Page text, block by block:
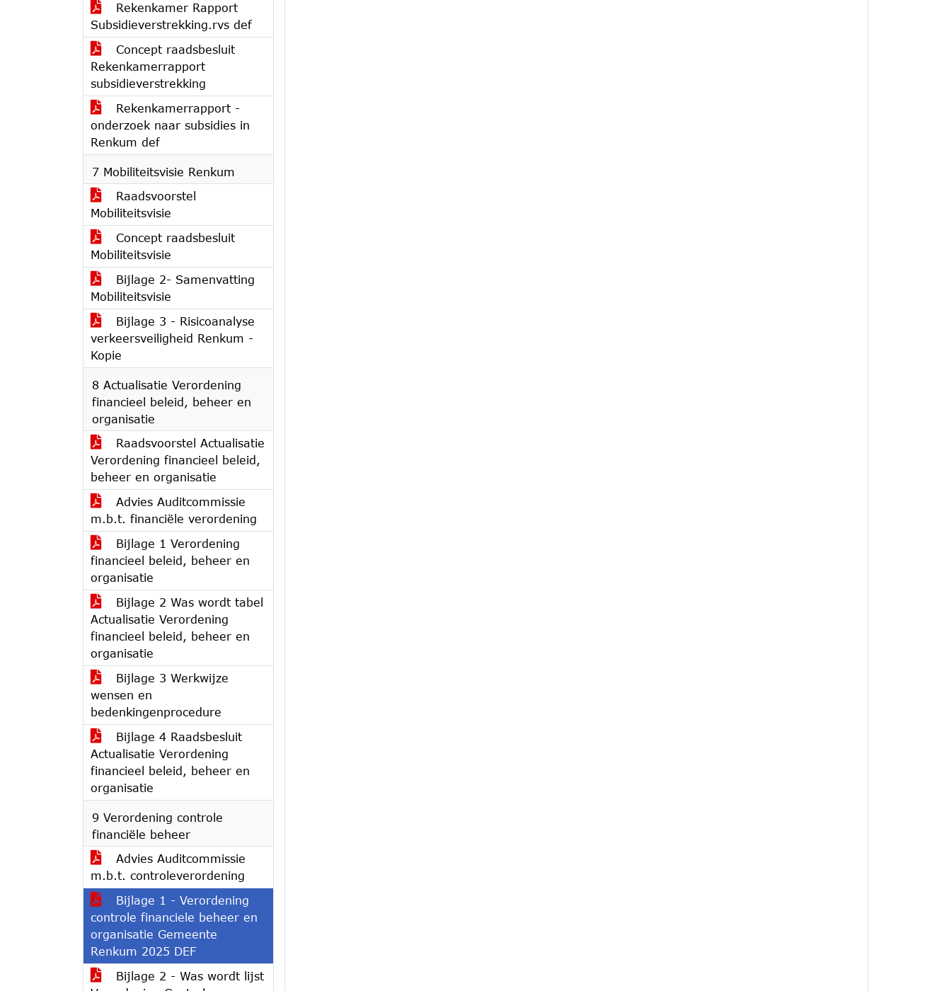
Rekenkamer Rapport
Subsidieverstrekking.rvs def
Concept raadsbesluit
Rekenkamerrapport
subsidieverstrekking
Rekenkamerrapport -
onderzoek naar subsidies in
Renkum def
7 Mobiliteitsvisie Renkum
Raadsvoorstel
Mobiliteitsvisie
Concept raadsbesluit
Mobiliteitsvisie
Bijlage 2- Samenvatting
Mobiliteitsvisie
Bijlage 3 - Risicoanalyse
verkeersveiligheid Renkum -
Kopie
8 Actualisatie Verordening
financieel beleid, beheer en
organisatie
Raadsvoorstel Actualisatie
Verordening financieel beleid,
beheer en organisatie
Advies Auditcommissie
m.b.t. financiële verordening
Bijlage 1 Verordening
financieel beleid, beheer en
organisatie
Bijlage 2 Was wordt tabel
Actualisatie Verordening
financieel beleid, beheer en
organisatie
Bijlage 3 Werkwijze
wensen en
bedenkingenprocedure
Bijlage 4 Raadsbesluit
Actualisatie Verordening
financieel beleid, beheer en
organisatie
9 Verordening controle
financiële beheer
Advies Auditcommissie
m.b.t. controleverordening
Bijlage 1 - Verordening
controle financiele beheer en
organisatie Gemeente
Renkum 2025 DEF
Bijlage 2 - Was wordt lijst